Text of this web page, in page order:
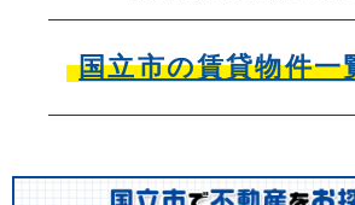
国立市の賃貸物件一